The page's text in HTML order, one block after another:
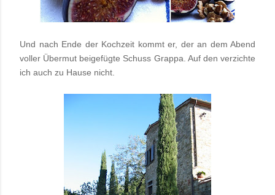
Und nach Ende der Kochzeit kommt er, der an dem Abend
voller Übermut beigefügte Schuss Grappa. Auf den verzichte
ich auch zu Hause nicht.